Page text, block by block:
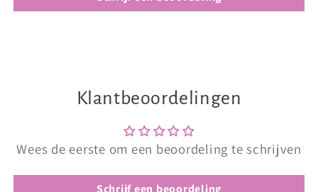
Klantbeoordelingen
Wees de eerste om een beoordeling te schrijven
Schrijf een beoordeling